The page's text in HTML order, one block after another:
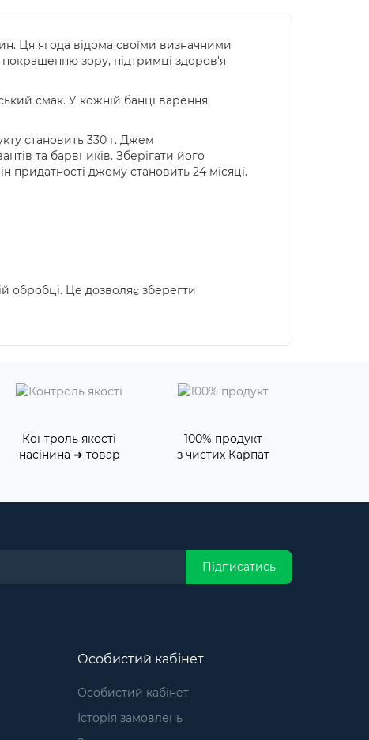
Ця ягода відома своїми визначними
зору, підтримці здоров'я
смак. У кожній банці варення
становить 330 г. Джем
та барвників. Зберігати його
придатності джему становить 24 місяці.
обробці. Це дозволяє зберегти
Контроль якості
насінина ➜ товар
100% продукт
з чистих Карпат
Підписатись
Особистий кабінет
Особистий кабінет
Історія замовлень